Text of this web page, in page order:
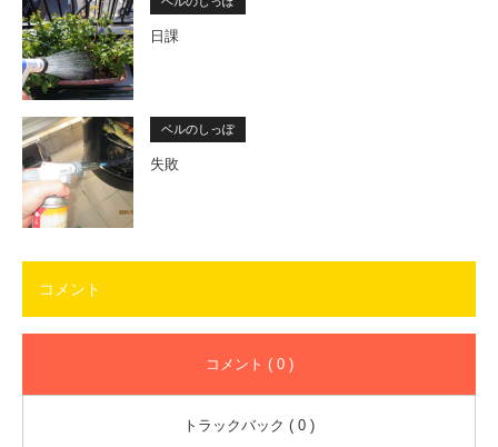
日課
ベルのしっぽ
失敗
コメント
コメント ( 0 )
トラックバック ( 0 )